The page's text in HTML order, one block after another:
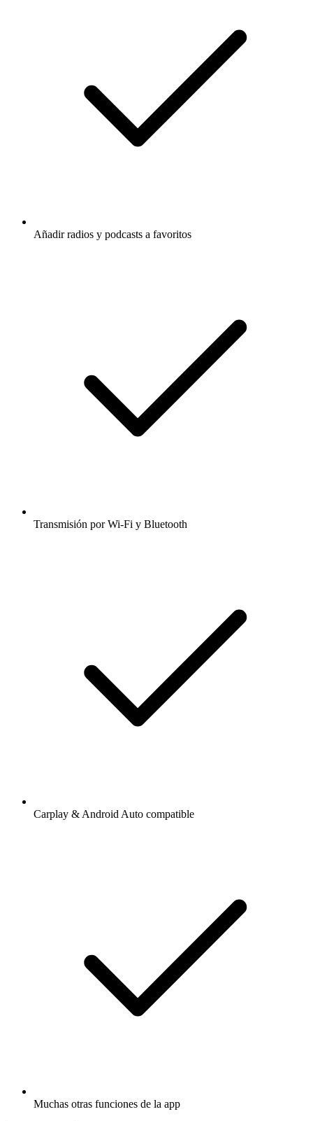
Añadir radios y podcasts a favoritos
Transmisión por Wi-Fi y Bluetooth
Carplay & Android Auto compatible
Muchas otras funciones de la app